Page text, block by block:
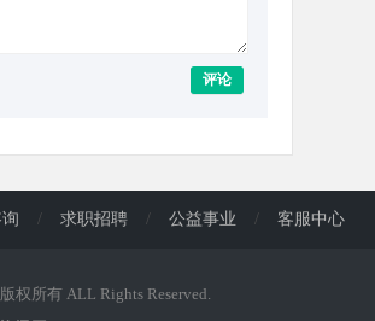
评论
/ 求职招聘 / 公益事业 / 客服中心
权所有 ALL Rights Reserved.